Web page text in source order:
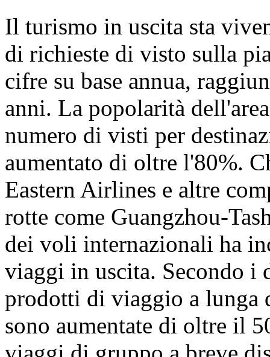
Il turismo in uscita sta
di richieste di visto sulla
cifre su base annua,
anni. La popolarità
numero di visti per
aumentato di oltre l'80%.
Eastern Airlines e altre
rotte come Guangzhou-
dei voli internazionali ha
viaggi in uscita. Secondo
prodotti di viaggio a lunga
sono aumentate di oltre il